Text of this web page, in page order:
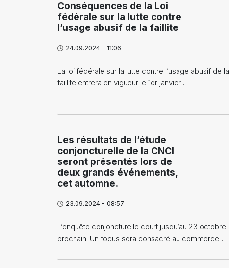
Conséquences de la Loi
fédérale sur la lutte contre
l’usage abusif de la faillite
24.09.2024 - 11:06
La loi fédérale sur la lutte contre l’usage abusif de la
faillite entrera en vigueur le 1er janvier…
Les résultats de l’étude
conjoncturelle de la CNCI
seront présentés lors de
deux grands événements,
cet automne.
23.09.2024 - 08:57
L’enquête conjoncturelle court jusqu’au 23 octobre
prochain. Un focus sera consacré au commerce…